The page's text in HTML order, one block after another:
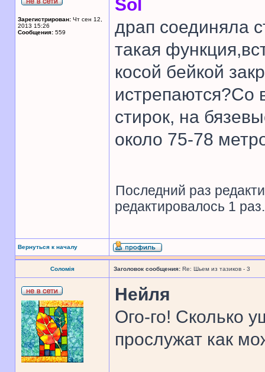
Зарегистрирован: Чт сен 12,
2013 15:26
Сообщения: 559
Sol
драп соединяла
такая
косой бейкой
истрепаются?Со
стирок, на
около 75-78
Последний раз
редактировалось 1 раз.
Вернуться к началу
Соломія Заголовок сообщения: Re: Шьем из тазиков - 3
Нейля
Ого-го! Сколько
прослужат как